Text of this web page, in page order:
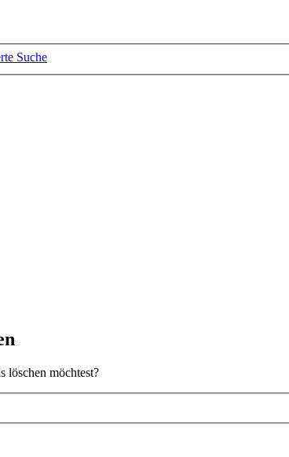
Suche
löschen möchtest?